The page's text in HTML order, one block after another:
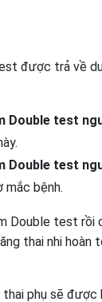
được trả về
Double test
Double test
mắc bệnh.
Double test
thai nhi
thai phụ sẽ